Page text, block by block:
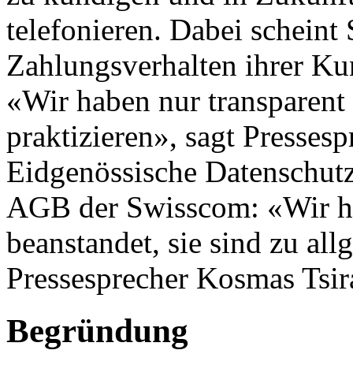
telefonieren. Dabei scheint
Zahlungsverhalten ihrer
«Wir haben nur
praktizieren», sagt
Eidgenössische
AGB der Swisscom: «Wir
beanstandet, sie sind zu
Pressesprecher Kosmas
Begründung